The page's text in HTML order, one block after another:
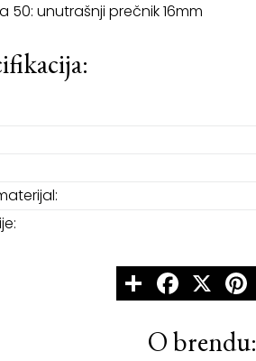
50: unutrašnji prečnik 16mm
ShareFacebook
X
O brendu: